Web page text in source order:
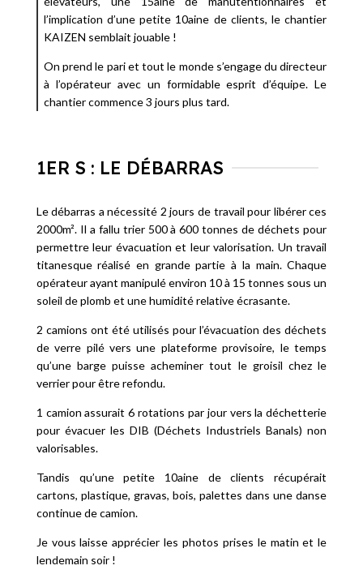
l’implication d’une petite 10aine de clients, le chantier
KAIZEN semblait jouable !
On prend le pari et tout le monde s’engage du directeur
à l’opérateur avec un formidable esprit d’équipe. Le
chantier commence 3 jours plus tard.
1ER S : LE DÉBARRAS
Le débarras a nécessité 2 jours de travail pour libérer ces
2000m². Il a fallu trier 500 à 600 tonnes de déchets pour
permettre leur évacuation et leur valorisation. Un travail
titanesque réalisé en grande partie à la main. Chaque
opérateur ayant manipulé environ 10 à 15 tonnes sous un
soleil de plomb et une humidité relative écrasante.
2 camions ont été utilisés pour l’évacuation des déchets
de verre pilé vers une plateforme provisoire, le temps
qu’une barge puisse acheminer tout le groisil chez le
verrier pour être refondu.
1 camion assurait 6 rotations par jour vers la déchetterie
pour évacuer les DIB (Déchets Industriels Banals) non
valorisables.
Tandis qu’une petite 10aine de clients récupérait
cartons, plastique, gravas, bois, palettes dans une danse
continue de camion.
Je vous laisse apprécier les photos prises le matin et le
lendemain soir !